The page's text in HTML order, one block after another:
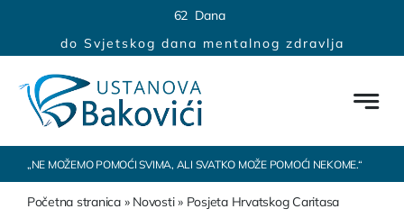
62 Dana
do Svjetskog dana mentalnog zdravlja
„NE MOŽEMO POMOĆI SVIMA, ALI SVATKO MOŽE POMOĆI NEKOME.“
Početna stranica» Novosti» Posjeta Hrvatskog Caritasa